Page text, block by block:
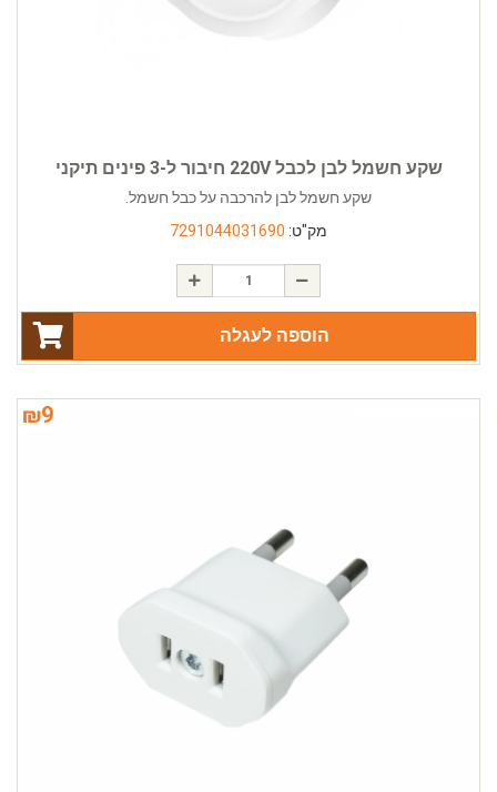
שקע חשמל לבן לכבל 220V חיבור ל-3 פינים תיקני
שקע חשמל לבן להרכבה על כבל חשמל.
מק"ט: 7291044031690
הוספה לעגלה
₪9